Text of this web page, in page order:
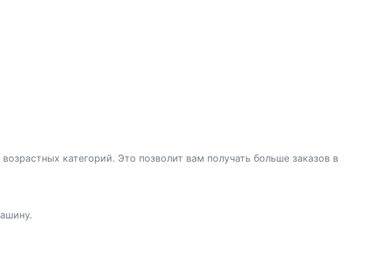
категорий. Это позволит вам получать больше заказов в